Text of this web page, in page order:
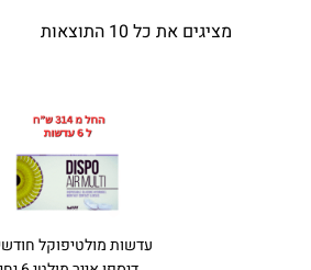
מציגים את כל ⁦10⁩ התוצאות
עדשות מולטיפוקל